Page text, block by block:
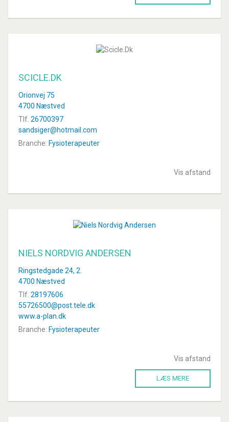
SCICLE.DK
Orionvej 75
4700 Næstved
Tlf. 26700397
sandsiger@hotmail.com
Branche: Fysioterapeuter
Vis afstand
NIELS NORDVIG ANDERSEN
Ringstedgade 24, 2.
4700 Næstved
Tlf. 28197606
55726500@post.tele.dk
www.a-plan.dk
Branche: Fysioterapeuter
Vis afstand
LÆS MERE